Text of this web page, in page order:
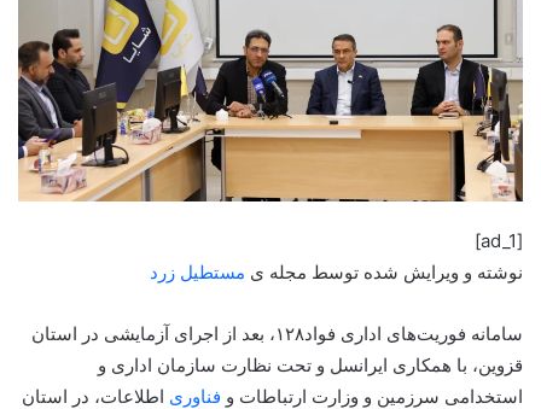
[ad_1]
نوشته و ویرایش شده توسط مجله ی مستطیل زرد
سامانه فوریت‌های اداری فواد۱۲۸، بعد از اجرای آزمایشی در استان
قزوین، با همکاری ایرانسل و تحت نظارت سازمان اداری و
استخدامی سرزمین و وزارت ارتباطات و فناوری اطلاعات، در استان